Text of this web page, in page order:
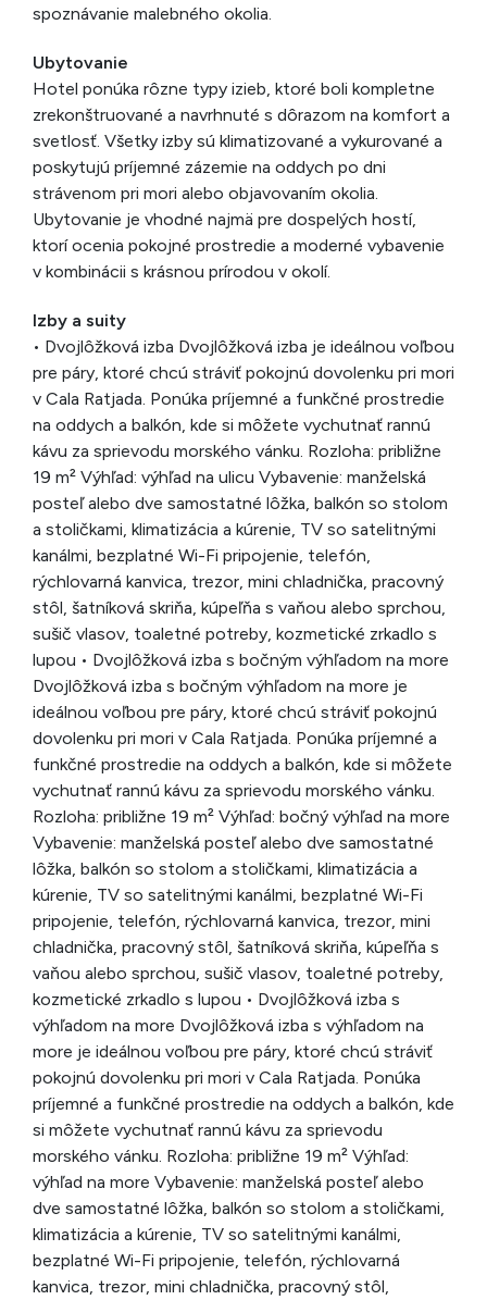
spoznávanie malebného okolia.
Ubytovanie
Hotel ponúka rôzne typy izieb, ktoré boli kompletne
zrekonštruované a navrhnuté s dôrazom na komfort a
svetlosť. Všetky izby sú klimatizované a vykurované a
poskytujú príjemné zázemie na oddych po dni
strávenom pri mori alebo objavovaním okolia.
Ubytovanie je vhodné najmä pre dospelých hostí,
ktorí ocenia pokojné prostredie a moderné vybavenie
v kombinácii s krásnou prírodou v okolí.
Izby a suity
• Dvojlôžková izba Dvojlôžková izba je ideálnou voľbou
pre páry, ktoré chcú stráviť pokojnú dovolenku pri mori
v Cala Ratjada. Ponúka príjemné a funkčné prostredie
na oddych a balkón, kde si môžete vychutnať rannú
kávu za sprievodu morského vánku. Rozloha: približne
19 m² Výhľad: výhľad na ulicu Vybavenie: manželská
posteľ alebo dve samostatné lôžka, balkón so stolom
a stoličkami, klimatizácia a kúrenie, TV so satelitnými
kanálmi, bezplatné Wi-Fi pripojenie, telefón,
rýchlovarná kanvica, trezor, mini chladnička, pracovný
stôl, šatníková skriňa, kúpeľňa s vaňou alebo sprchou,
sušič vlasov, toaletné potreby, kozmetické zrkadlo s
lupou • Dvojlôžková izba s bočným výhľadom na more
Dvojlôžková izba s bočným výhľadom na more je
ideálnou voľbou pre páry, ktoré chcú stráviť pokojnú
dovolenku pri mori v Cala Ratjada. Ponúka príjemné a
funkčné prostredie na oddych a balkón, kde si môžete
vychutnať rannú kávu za sprievodu morského vánku.
Rozloha: približne 19 m² Výhľad: bočný výhľad na more
Vybavenie: manželská posteľ alebo dve samostatné
lôžka, balkón so stolom a stoličkami, klimatizácia a
kúrenie, TV so satelitnými kanálmi, bezplatné Wi-Fi
pripojenie, telefón, rýchlovarná kanvica, trezor, mini
chladnička, pracovný stôl, šatníková skriňa, kúpeľňa s
vaňou alebo sprchou, sušič vlasov, toaletné potreby,
kozmetické zrkadlo s lupou • Dvojlôžková izba s
výhľadom na more Dvojlôžková izba s výhľadom na
more je ideálnou voľbou pre páry, ktoré chcú stráviť
pokojnú dovolenku pri mori v Cala Ratjada. Ponúka
príjemné a funkčné prostredie na oddych a balkón, kde
si môžete vychutnať rannú kávu za sprievodu
morského vánku. Rozloha: približne 19 m² Výhľad:
výhľad na more Vybavenie: manželská posteľ alebo
dve samostatné lôžka, balkón so stolom a stoličkami,
klimatizácia a kúrenie, TV so satelitnými kanálmi,
bezplatné Wi-Fi pripojenie, telefón, rýchlovarná
kanvica, trezor, mini chladnička, pracovný stôl,